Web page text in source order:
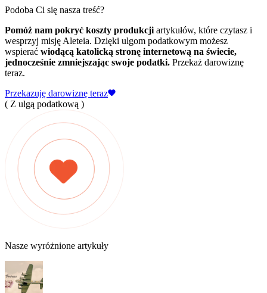
Podoba Ci się nasza treść?
Pomóż nam pokryć koszty produkcji artykułów, które czytasz i
wesprzyj misję Aleteia. Dzięki ulgom podatkowym możesz
wspierać wiodącą katolicką stronę internetową na świecie,
jednocześnie zmniejszając swoje podatki. Przekaż darowiznę
teraz.
Przekazuję darowiznę teraz
( Z ulgą podatkową )
Nasze wyróżnione artykuły